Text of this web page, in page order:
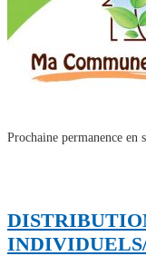
Prochaine permanence en